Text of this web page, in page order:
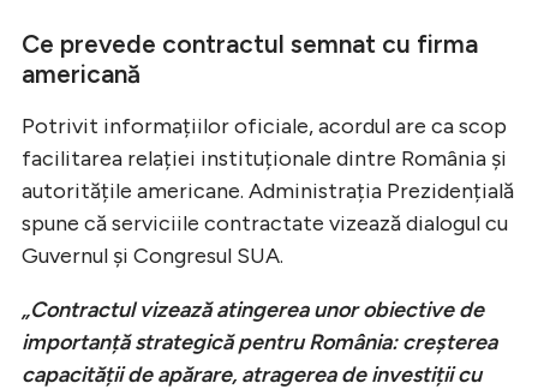
Ce prevede contractul semnat cu firma
americană
Potrivit informațiilor oficiale, acordul are ca scop
facilitarea relației instituționale dintre România și
autoritățile americane. Administrația Prezidențială
spune că serviciile contractate vizează dialogul cu
Guvernul și Congresul SUA.
„Contractul vizează atingerea unor obiective de
importanță strategică pentru România: creșterea
capacității de apărare, atragerea de investiții cu